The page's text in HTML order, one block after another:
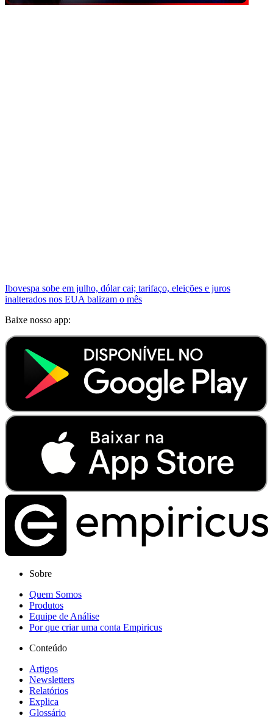
Ibovespa sobe em julho, dólar cai; tarifaço, eleições e juros
inalterados nos EUA balizam o mês
Baixe nosso app:
Sobre
Quem Somos
Produtos
Equipe de Análise
Por que criar uma conta Empiricus
Conteúdo
Artigos
Newsletters
Relatórios
Explica
Glossário